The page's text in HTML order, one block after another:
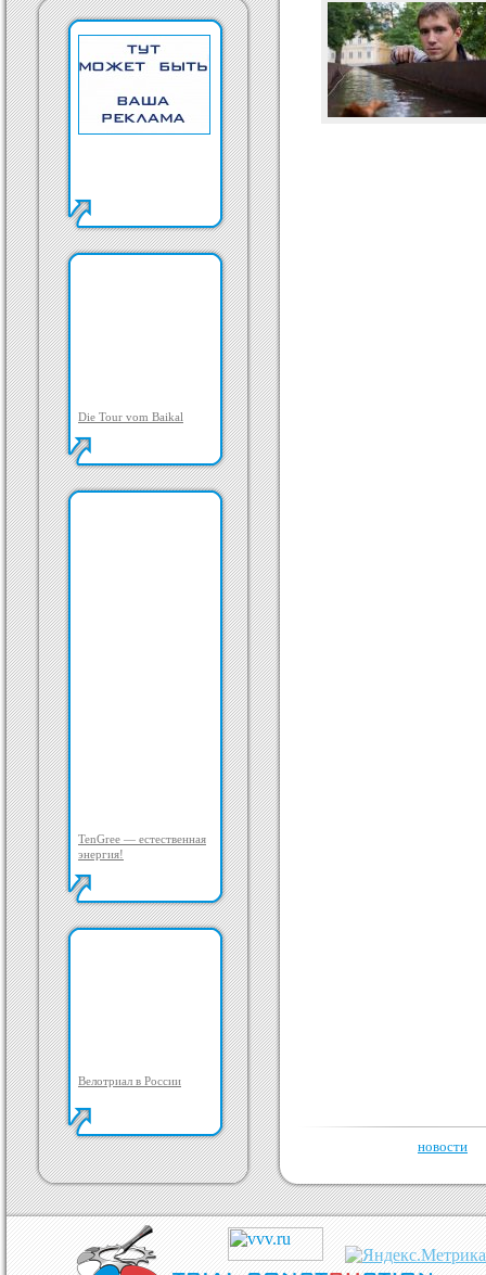
Die Tour vom Baikal
TenGree — естественная
энергия!
Велотриал в России
новости